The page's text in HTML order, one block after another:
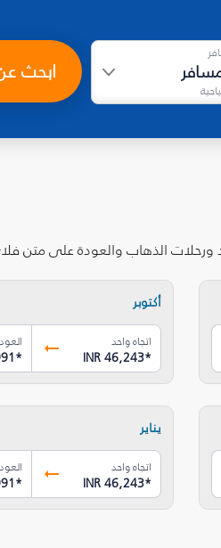
ابحث
ورحلات الذهاب والعودة على متن
أكتوبر
اتجاه واحد
INR 46,243*
*
يناير
اتجاه واحد
INR 46,243*
*